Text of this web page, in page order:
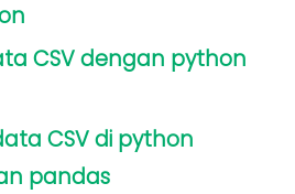
CSV dengan python
CSV di python
pandas